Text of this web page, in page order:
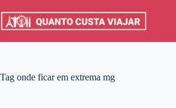
para
Tag onde ficar em extrema mg